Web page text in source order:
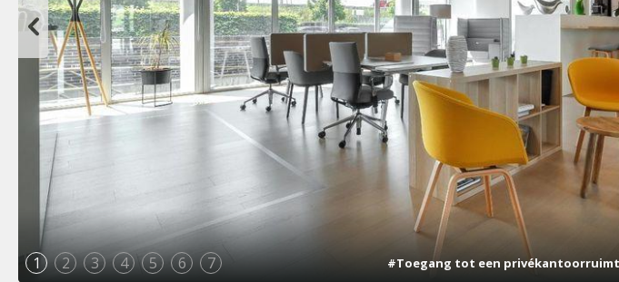
1 2 3 4 5 6 7 #Toegang tot een